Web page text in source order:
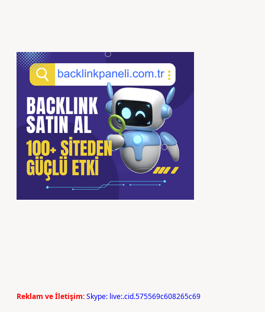
Reklam ve İletişim:Skype: live:.cid.575569c608265c69